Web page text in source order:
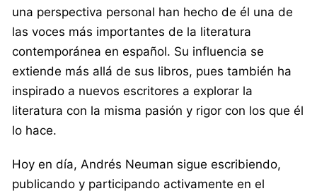
una perspectiva personal han hecho de él una de
las voces más importantes de la literatura
contemporánea en español. Su influencia se
extiende más allá de sus libros, pues también ha
inspirado a nuevos escritores a explorar la
literatura con la misma pasión y rigor con los que él
lo hace.
Hoy en día, Andrés Neuman sigue escribiendo,
publicando y participando activamente en el